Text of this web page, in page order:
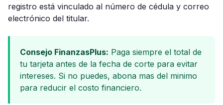
registro está vinculado al número de cédula y correo
electrónico del titular.
Consejo FinanzasPlus: Paga siempre el total de
tu tarjeta antes de la fecha de corte para evitar
intereses. Si no puedes, abona mas del minimo
para reducir el costo financiero.